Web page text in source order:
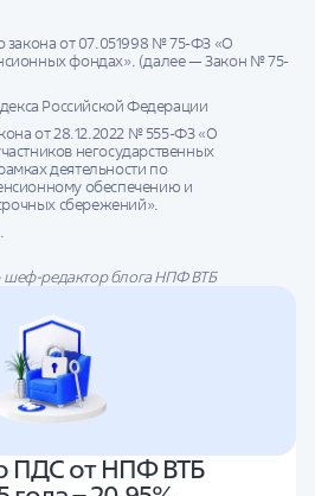
закона от 07.051998 № 75-ФЗ «О
фондах». (далее — Закон № 75-
Российской Федерации
от 28.12.2022 № 555-ФЗ «О
негосударственных
деятельности по
обеспечению и
сбережений».
редактор блога НПФ ВТБ
ПДС от НПФ ВТБ